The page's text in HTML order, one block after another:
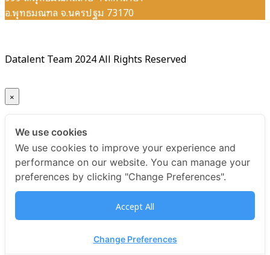
อ.พุทธมณฑล จ.นครปฐม 73170
Datalent Team 2024 All Rights Reserved
×
Your ticket for the: E-Certificate หลักสูตร Data Quality
Management Essentials รุ่นที่ 6
Title
E-Certificate หลักสูตร Data Quality Management
We use cookies
We use cookies to improve your experience and
performance on our website. You can manage your
preferences by clicking "Change Preferences".
Accept All
Change Preferences